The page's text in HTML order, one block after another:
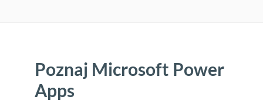
Poznaj Microsoft Power
Apps